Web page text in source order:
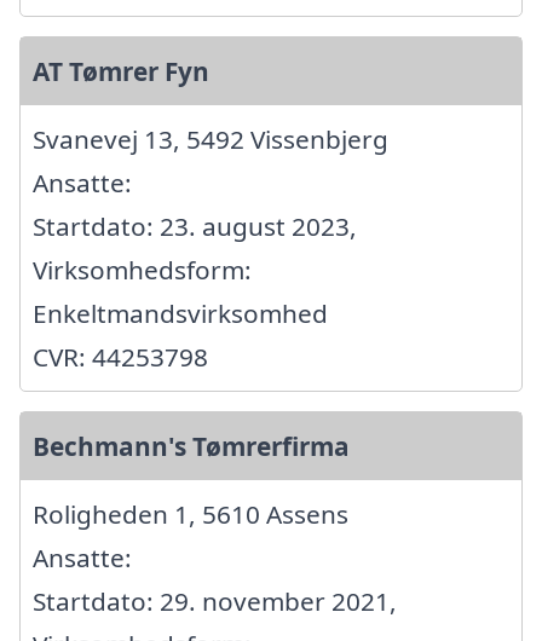
AT Tømrer Fyn
Svanevej 13, 5492 Vissenbjerg
Ansatte:
Startdato: 23. august 2023,
Virksomhedsform:
Enkeltmandsvirksomhed
CVR: 44253798
Bechmann's Tømrerfirma
Roligheden 1, 5610 Assens
Ansatte:
Startdato: 29. november 2021,